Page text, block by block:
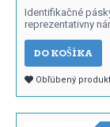
Identifikačné
reprezentativny
DO KOŠÍKA
Obľúbený produkt